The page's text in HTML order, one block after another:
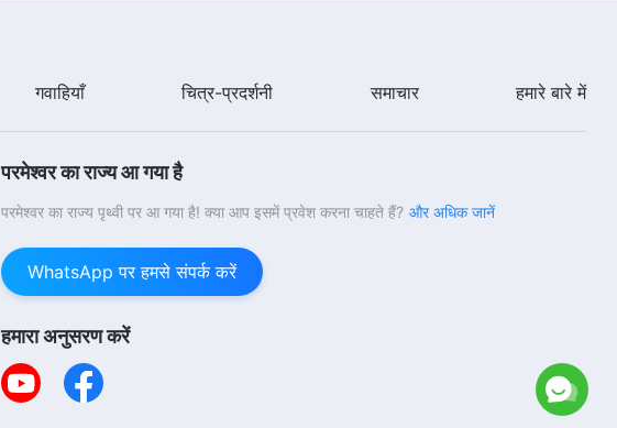
आशीष देता है जो ईमानदार हैं
सच्चे अनुयायी परीक्षणों में अडिग रह सकते हैं
गवाहियाँ चित्र-प्रदर्शनी समाचार हमारे बारे में
परमेश्वर का राज्य आ गया है
परमेश्वर का राज्य पृथ्वी पर आ गया है! क्या आप इसमें प्रवेश करना चाहते हैं? और अधिक जानें
WhatsApp पर हमसे संपर्क करें
हमारा अनुसरण करें